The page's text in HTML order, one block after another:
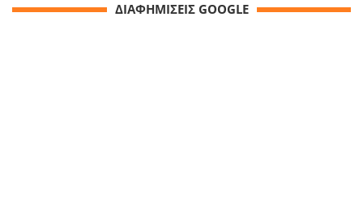
ΔΙΑΦΗΜΙΣΕΙΣ GOOGLE